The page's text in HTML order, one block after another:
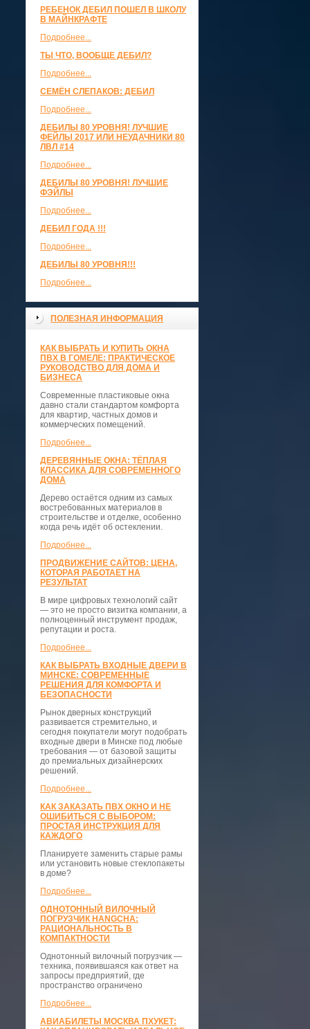
РЕБЕНОК ДЕБИЛ ПОШЕЛ В ШКОЛУ
В МАЙНКРАФТЕ
Подробнее...
ТЫ ЧТО, ВООБЩЕ ДЕБИЛ?
Подробнее...
СЕМЁН СЛЕПАКОВ: ДЕБИЛ
Подробнее...
ДЕБИЛЫ 80 УРОВНЯ! ЛУЧШИЕ
ФЕЙЛЫ 2017 ИЛИ НЕУДАЧНИКИ 80
ЛВЛ #14
Подробнее...
ДЕБИЛЫ 80 УРОВНЯ! ЛУЧШИЕ
ФЭЙЛЫ
Подробнее...
ДЕБИЛ ГОДА !!!
Подробнее...
ДЕБИЛЫ 80 УРОВНЯ!!!
Подробнее...
ПОЛЕЗНАЯ ИНФОРМАЦИЯ
КАК ВЫБРАТЬ И КУПИТЬ ОКНА
ПВХ В ГОМЕЛЕ: ПРАКТИЧЕСКОЕ
РУКОВОДСТВО ДЛЯ ДОМА И
БИЗНЕСА
Современные пластиковые окна
давно стали стандартом комфорта
для квартир, частных домов и
коммерческих помещений.
Подробнее...
ДЕРЕВЯННЫЕ ОКНА: ТЁПЛАЯ
КЛАССИКА ДЛЯ СОВРЕМЕННОГО
ДОМА
Дерево остаётся одним из самых
востребованных материалов в
строительстве и отделке, особенно
когда речь идёт об остеклении.
Подробнее...
ПРОДВИЖЕНИЕ САЙТОВ: ЦЕНА,
КОТОРАЯ РАБОТАЕТ НА
РЕЗУЛЬТАТ
В мире цифровых технологий сайт
— это не просто визитка компании, а
полноценный инструмент продаж,
репутации и роста.
Подробнее...
КАК ВЫБРАТЬ ВХОДНЫЕ ДВЕРИ В
МИНСКЕ: СОВРЕМЕННЫЕ
РЕШЕНИЯ ДЛЯ КОМФОРТА И
БЕЗОПАСНОСТИ
Рынок дверных конструкций
развивается стремительно, и
сегодня покупатели могут подобрать
входные двери в Минске под любые
требования — от базовой защиты
до премиальных дизайнерских
решений.
Подробнее...
КАК ЗАКАЗАТЬ ПВХ ОКНО И НЕ
ОШИБИТЬСЯ С ВЫБОРОМ:
ПРОСТАЯ ИНСТРУКЦИЯ ДЛЯ
КАЖДОГО
Планируете заменить старые рамы
или установить новые стеклопакеты
в доме?
Подробнее...
ОДНОТОННЫЙ ВИЛОЧНЫЙ
ПОГРУЗЧИК HANGCHA:
РАЦИОНАЛЬНОСТЬ В
КОМПАКТНОСТИ
​Однотонный вилочный погрузчик —
техника, появившаяся как ответ на
запросы предприятий, где
пространство ограничено
Подробнее...
АВИАБИЛЕТЫ МОСКВА ПХУКЕТ: